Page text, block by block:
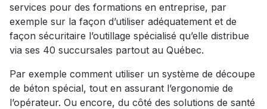
services pour des formations en entreprise, par
exemple sur la façon d’utiliser adéquatement et de
façon sécuritaire l’outillage spécialisé qu’elle distribue
via ses 40 succursales partout au Québec.
Par exemple comment utiliser un système de découpe
de béton spécial, tout en assurant l’ergonomie de
l’opérateur. Ou encore, du côté des solutions de santé